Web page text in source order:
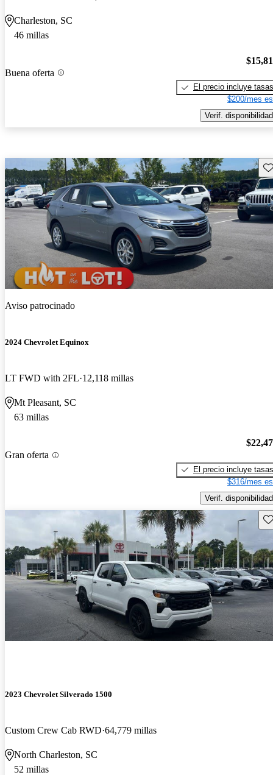
Charleston, SC
46 millas
Buena oferta
El precio incluye tasas
$200/mes
Verif. disponibilidad
Aviso patrocinado
2024 Chevrolet Equinox
LT FWD with 2FL 12,118 millas
Mt Pleasant, SC
63 millas
Gran oferta
El precio incluye tasas
$316/mes
Verif. disponibilidad
2023 Chevrolet Silverado 1500
Custom Crew Cab RWD 64,779 millas
North Charleston, SC
52 millas